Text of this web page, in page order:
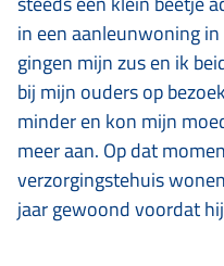
in een aanleunwoning
gingen mijn zus en ik
bij mijn ouders op
minder en kon mijn
meer aan. Op dat
verzorgingstehuis
jaar gewoond voordat